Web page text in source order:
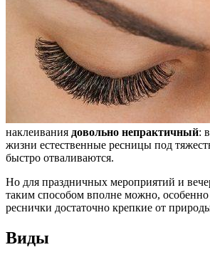
наклеивания довольно непрактичный:
жизни естественные ресницы под
быстро отваливаются.
Но для праздничных мероприятий и
таким способом вполне можно,
реснички достаточно крепкие от
Виды